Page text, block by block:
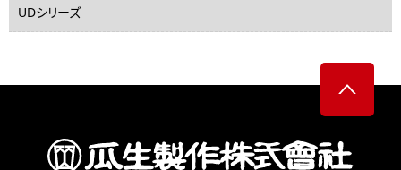
UDシリーズ